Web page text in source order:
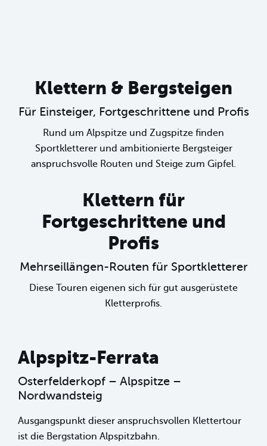
Klettern & Bergsteigen
Für Einsteiger, Fortgeschrittene und Profis
Rund um Alpspitze und Zugspitze finden
Sportkletterer und ambitionierte Bergsteiger
anspruchsvolle Routen und Steige zum Gipfel.
Klettern für
Fortgeschrittene und
Profis
Mehrseillängen-Routen für Sportkletterer
Diese Touren eigenen sich für gut ausgerüstete
Kletterprofis.
Alpspitz-Ferrata
Osterfelderkopf – Alpspitze –
Nordwandsteig
Ausgangspunkt dieser anspruchsvollen Klettertour
ist die Bergstation Alpspitzbahn.